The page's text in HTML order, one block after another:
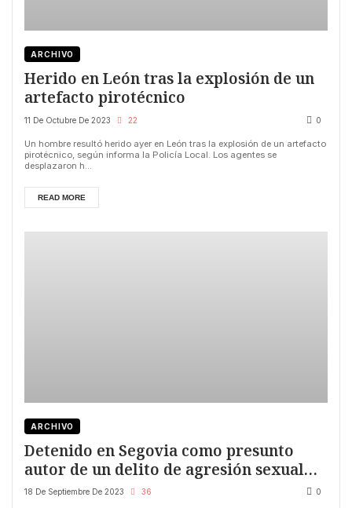
ARCHIVO
Herido en León tras la explosión de un
artefacto pirotécnico
11 De Octubre De 2023 22 0
Un hombre resultó herido ayer en León tras la explosión de un artefacto
pirotécnico, según informa la Policía Local. Los agentes se
desplazaron h...
READ MORE
ARCHIVO
Detenido en Segovia como presunto
autor de un delito de agresión sexual
tras realizar tocamientos a una mujer
18 De Septiembre De 2023 36 0